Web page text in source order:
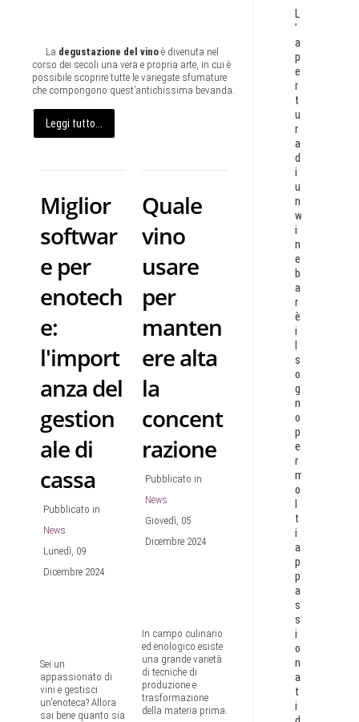
La degustazione del vino è divenuta nel
corso dei secoli una vera e propria arte, in cui è
possibile scoprire tutte le variegate sfumature
che compongono quest’antichissima bevanda.
Leggi tutto...
Miglior
softwar
e per
enotech
e:
l'import
anza del
gestion
ale di
cassa
Pubblicato in
News
Lunedì, 09
Dicembre 2024
Sei un
appassionato di
vini e gestisci
un'enoteca? Allora
sai bene quanto sia
Quale
vino
usare
per
manten
ere alta
la
concent
razione
Pubblicato in
News
Giovedì, 05
Dicembre 2024
In campo culinario
ed enologico esiste
una grande varietà
di tecniche di
produzione e
trasformazione
della materia prima.
L
’
a
p
e
r
t
u
r
a
d
i
u
n
w
i
n
e
b
a
r
è
i
s
o
g
n
o
p
e
r
m
o
t
i
a
p
p
a
s
s
i
o
n
a
t
i